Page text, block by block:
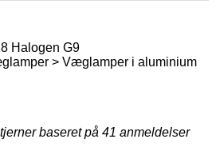
Halogen G9
> Væglamper i aluminium
baseret på 41 anmeldelser